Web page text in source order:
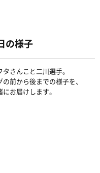
の様子
さんこと二川選手。
前から後までの様子を、
お届けします。